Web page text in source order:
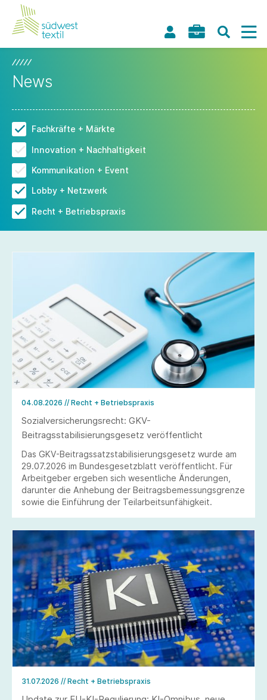
News
Fachkräfte + Märkte
Innovation + Nachhaltigkeit
Kommunikation + Event
Lobby + Netzwerk
Recht + Betriebspraxis
04.08.2026 // Recht + Betriebspraxis
Sozialversicherungsrecht: GKV-
Beitragsstabilisierungsgesetz veröffentlicht
Das GKV-Beitragssatzstabilisierungsgesetz wurde am
29.07.2026 im Bundesgesetzblatt veröffentlicht. Für
Arbeitgeber ergeben sich wesentliche Änderungen,
darunter die Anhebung der Beitragsbemessungsgrenze
sowie die Einführung der Teilarbeitsunfähigkeit.
31.07.2026 // Recht + Betriebspraxis